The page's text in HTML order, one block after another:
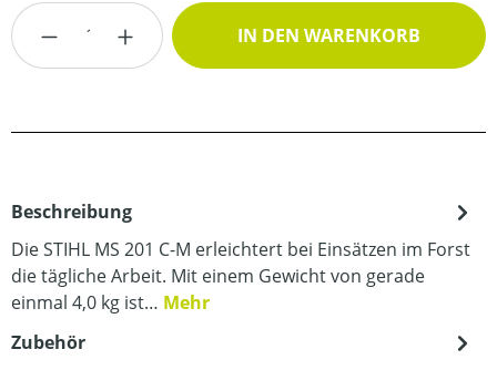
Produkt Anzahl: Gib den gewünschten
IN DEN WARENKORB
Beschreibung
Die STIHL MS 201 C-M erleichtert bei Einsätzen im Forst
die tägliche Arbeit. Mit einem Gewicht von gerade
einmal 4,0 kg ist… Mehr
Zubehör